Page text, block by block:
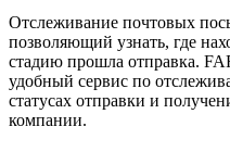
Отслеживание почтовых
позволяющий узнать, где
стадию прошла отправка.
удобный сервис по
статусах отправки и
компании.